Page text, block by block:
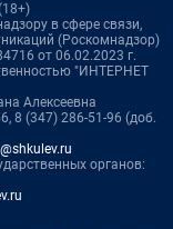
в сфере связи,
(Роскомнадзор)
от 06.02.2023 г.
"ИНТЕРНЕТ
Алексеевна
8 (347) 286-51-96 (доб.
органов: